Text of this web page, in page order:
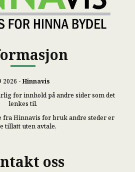
2026 - Hinnavis
for innhold på andre sider som det
lenkes til.
fra Hinnavis for bruk andre steder er
tillatt uten avtale.
oss